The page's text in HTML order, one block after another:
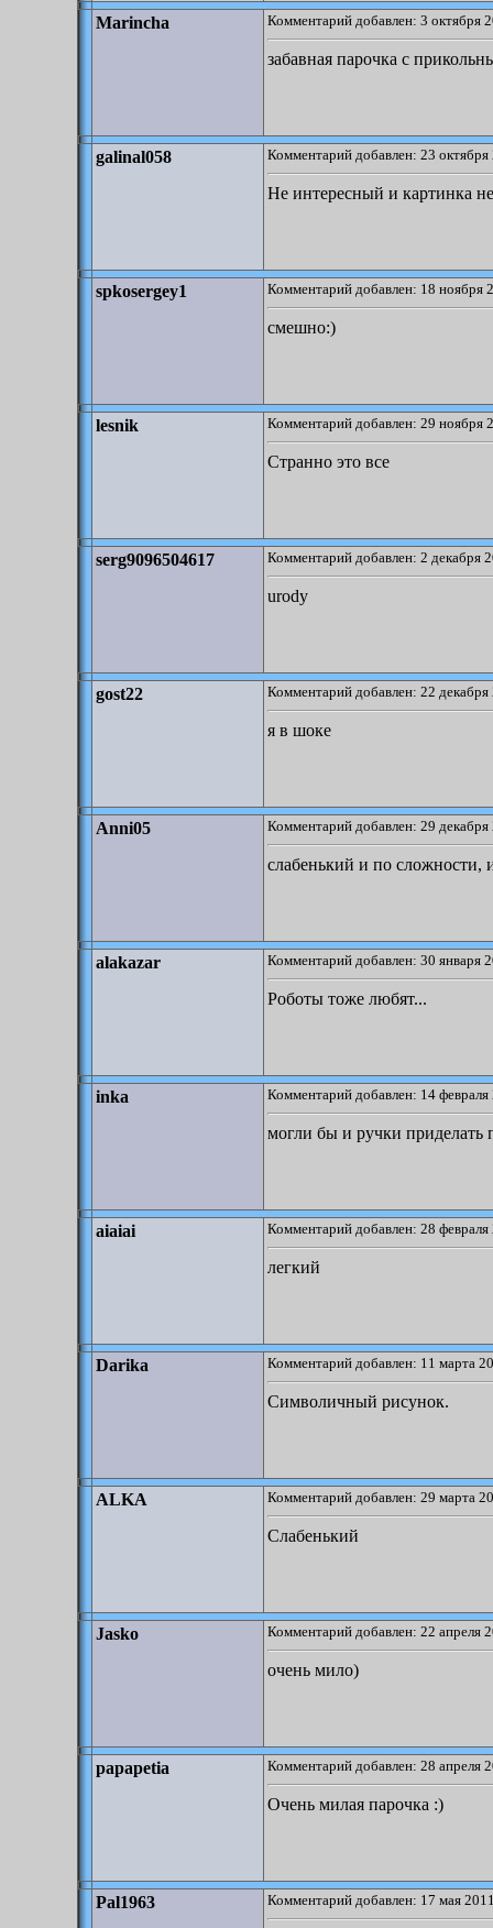
Marincha Комментарий добавлен: 3 октября
забавная парочка с
galinal058 Комментарий добавлен: 23
Не интересный и картинка
spkosergey1 Комментарий добавлен: 18 ноября
смешно:)
lesnik Комментарий добавлен: 29 ноября
Странно это все
serg9096504617 Комментарий добавлен: 2 декабря
urody
gost22 Комментарий добавлен: 22
я в шоке
Anni05 Комментарий добавлен: 29
слабенький и по сложности,
alakazar Комментарий добавлен: 30 января
Роботы тоже любят...
inka Комментарий добавлен: 14
могли бы и ручки приделать
aiaiai Комментарий добавлен: 28
легкий
Darika Комментарий добавлен: 11 марта
Символичный рисунок.
ALKA Комментарий добавлен: 29 марта
Слабенький
Jasko Комментарий добавлен: 22 апреля
очень мило)
papapetia Комментарий добавлен: 28 апреля
Очень милая парочка :)
Pal1963 Комментарий добавлен: 17 мая